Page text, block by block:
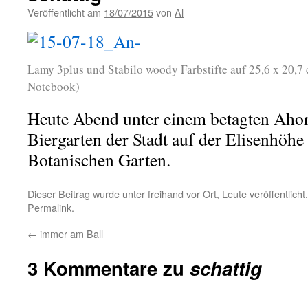
Veröffentlicht am 18/07/2015von Al
Lamy 3plus und Stabilo woody Farbstifte auf 25,6 x
Notebook)
Heute Abend unter einem betagten
Biergarten der Stadt auf der Elisenhöhe
Botanischen Garten.
Dieser Beitrag wurde unterfreihand vor Ort, Leute
Permalink.
← immer am Ball
3 Kommentare zu schattig